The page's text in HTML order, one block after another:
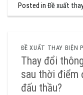
Posted inĐề xuất
ĐỀ XUẤT THAY BIỆN
Thay đổi
sau thời điểm
đấu thầu?